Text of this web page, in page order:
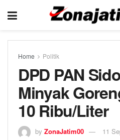
Home Politik
DPD PAN
Minyak
10 Ribu/Liter
by ZonaJatim00 11